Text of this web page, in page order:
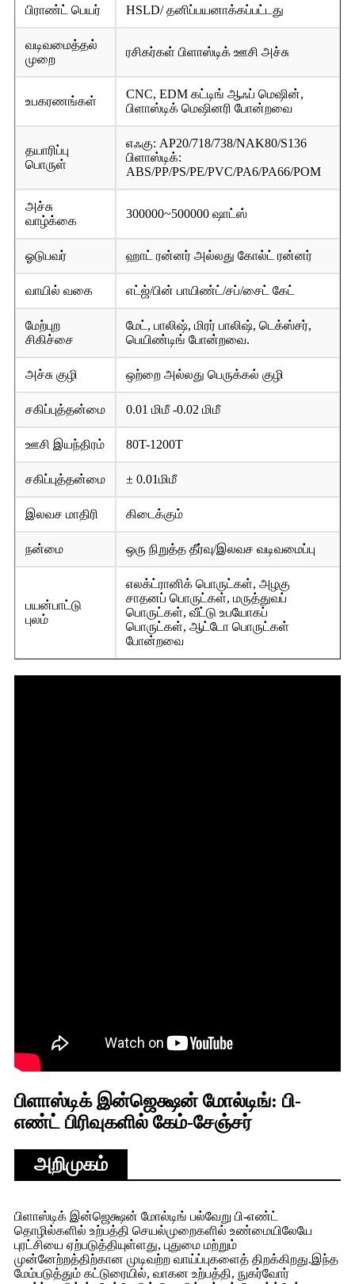
பிராண்ட் பெயர் HSLD/ தனிப்பயனாக்கப்பட்டது
வடிவமைத்தல்
முறை
ரசிகர்கள் பிளாஸ்டிக் ஊசி அச்சு
உபகரணங்கள்
CNC, EDM கட்டிங் ஆஃப் மெஷின்,
பிளாஸ்டிக் மெஷினரி போன்றவை
தயாரிப்பு
பொருள்
எஃகு: AP20/718/738/NAK80/S136
பிளாஸ்டிக்:
ABS/PP/PS/PE/PVC/PA6/PA66/POM
அச்சு
வாழ்க்கை
300000~500000 ஷாட்ஸ்
ஓடுபவர் ஹாட் ரன்னர் அல்லது கோல்ட் ரன்னர்
வாயில் வகை எட்ஜ்/பின் பாயிண்ட்/சப்/சைட் கேட்
மேற்புற
சிகிச்சை
மேட், பாலிஷ், மிரர் பாலிஷ், டெக்ஸ்சர்,
பெயிண்டிங் போன்றவை.
அச்சு குழி ஒற்றை அல்லது பெருக்கல் குழி
சகிப்புத்தன்மை 0.01 மிமீ -0.02 மிமீ
ஊசி இயந்திரம் 80T-1200T
சகிப்புத்தன்மை ± 0.01மிமீ
இலவச மாதிரி கிடைக்கும்
நன்மை ஒரு நிறுத்த தீர்வு/இலவச வடிவமைப்பு
பயன்பாட்டு
புலம்
எலக்ட்ரானிக் பொருட்கள், அழகு
சாதனப் பொருட்கள், மருத்துவப்
பொருட்கள், வீட்டு உபயோகப்
பொருட்கள், ஆட்டோ பொருட்கள்
போன்றவை
பிளாஸ்டிக் இன்ஜெக்ஷன் மோல்டிங்: பி-
எண்ட் பிரிவுகளில் கேம்-சேஞ்சர்
அறிமுகம்
பிளாஸ்டிக் இன்ஜெக்ஷன் மோல்டிங் பல்வேறு பி-எண்ட்
தொழில்களில் உற்பத்தி செயல்முறைகளில் உண்மையிலேயே
புரட்சியை ஏற்படுத்தியுள்ளது, புதுமை மற்றும்
முன்னேற்றத்திற்கான முடிவற்ற வாய்ப்புகளைத் திறக்கிறது.இந்த
மேம்படுத்தும் கட்டுரையில், வாகன உற்பத்தி, நுகர்வோர்